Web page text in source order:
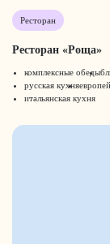
Ресторан
Ресторан «Роща»
комплексные обеды
русская кухня
итальянская кухня